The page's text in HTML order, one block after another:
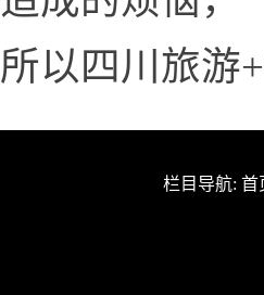
所以四川旅游
栏目导航: 首